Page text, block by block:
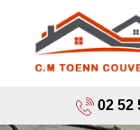
02 52